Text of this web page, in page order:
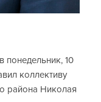
понедельник, 10
коллективу
района Николая